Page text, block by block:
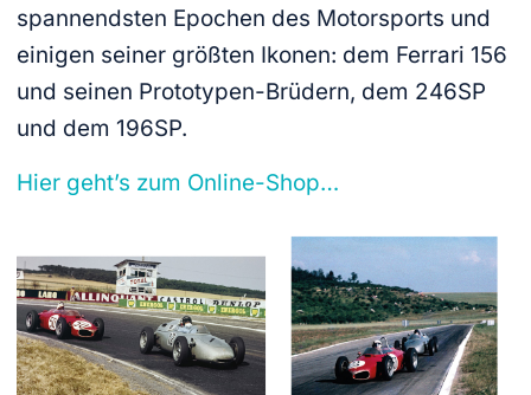
spannendsten Epochen des Motorsports und
einigen seiner größten Ikonen: dem Ferrari 156
und seinen Prototypen-Brüdern, dem 246SP
und dem 196SP.
Hier geht’s zum Online-Shop…